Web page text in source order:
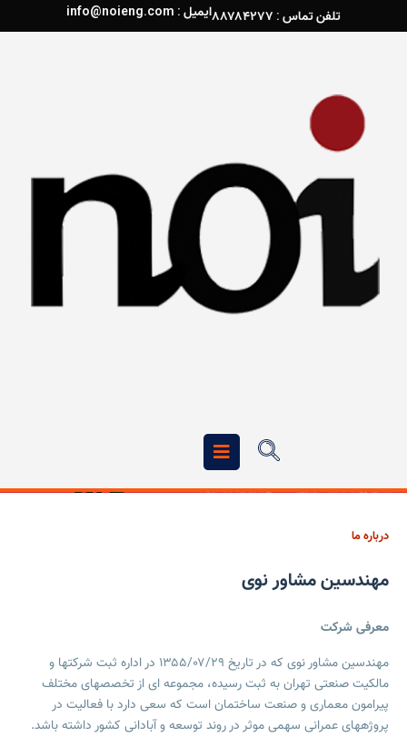
تلفن تماس : ۸۸۷۸۴۲۷۷ ایمیل : info@noieng.com
درباره ما
مهندسین مشاور نوی
معرفی شرکت
مهندسین مشاور نوی که در تاریخ ۱۳۵۵/۰۷/۲۹ در اداره ثبت شرکت­ها و
مالکیت صنعتی تهران به ثبت رسیده، مجموعه ای از تخصص­های مختلف
پیرامون معماری و صنعت ساختمان است که سعی دارد با فعالیت در
پروژه­های عمرانی سهمی موثر در روند توسعه و آبادانی کشور داشته باشد.